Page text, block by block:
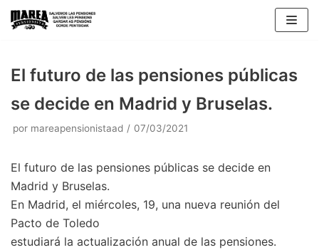
Saltar
El futuro de las pensiones públicas
se decide en Madrid y Bruselas.
por mareapensionistaad 07/03/2021
El futuro de las pensiones públicas se decide en
Madrid y Bruselas.
En Madrid, el miércoles, 19, una nueva reunión del
Pacto de Toledo
estudiará la actualización anual de las pensiones.